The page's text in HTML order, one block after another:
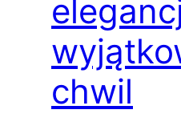
chwil